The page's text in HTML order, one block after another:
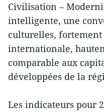
Civilisation –
intelligente, une
culturelles, fortement
internationale,
comparable aux
développées de la
Les indicateurs pour